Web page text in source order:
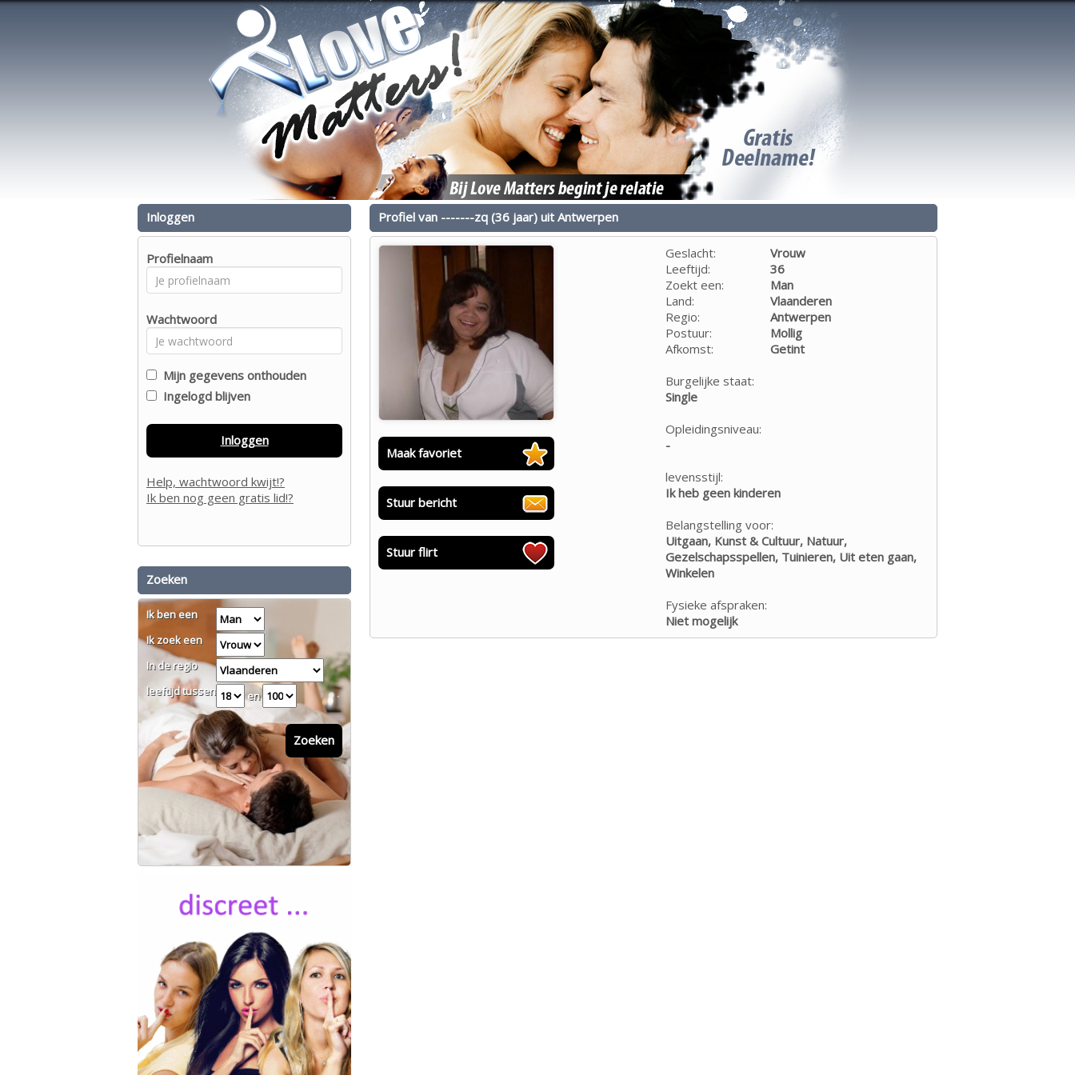
Profiel van -------zq (36 jaar) uit Antwerpen
Maak favoriet
Stuur bericht
Stuur flirt
Geslacht:
Vrouw
Leeftijd:
36
Zoekt een:
Man
Land:
Vlaanderen
Regio:
Antwerpen
Postuur:
Mollig
Afkomst:
Getint
Burgelijke staat:
Single
Opleidingsniveau:
-
levensstijl:
Ik heb geen kinderen
Belangstelling voor:
Uitgaan, Kunst & Cultuur, Natuur,
Gezelschapsspellen, Tuinieren, Uit eten gaan,
Winkelen
Fysieke afspraken:
Niet mogelijk
Inloggen
Profielnaam
Wachtwoord
Mijn gegevens onthouden
Ingelogd blijven
Inloggen
Help, wachtwoord kwijt!?
Ik ben nog geen gratis lid!?
Zoeken
Ik ben een
Ik zoek een
In de regio
leeftijd tussen
en
Zoeken